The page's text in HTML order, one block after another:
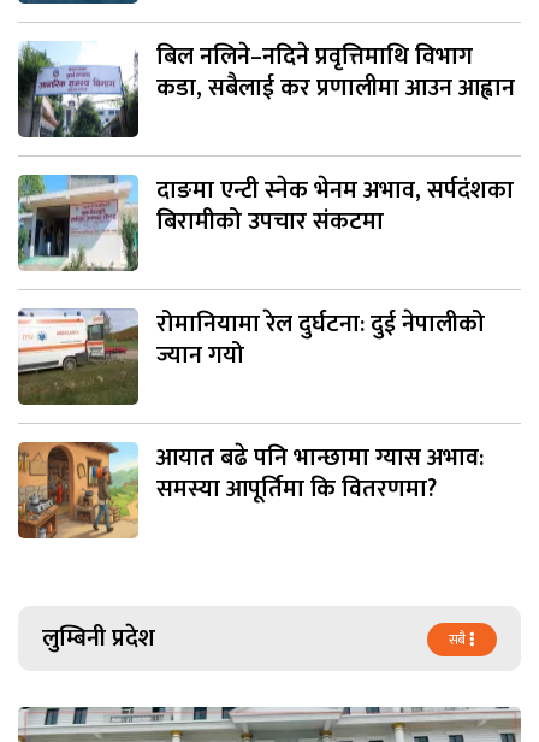
बिल नलिने–नदिने प्रवृत्तिमाथि विभाग
कडा, सबैलाई कर प्रणालीमा आउन आह्वान
दाङमा एन्टी स्नेक भेनम अभाव, सर्पदंशका
बिरामीको उपचार संकटमा
रोमानियामा रेल दुर्घटना: दुई नेपालीको
ज्यान गयो
आयात बढे पनि भान्छामा ग्यास अभाव:
समस्या आपूर्तिमा कि वितरणमा?
लुम्बिनी प्रदेश सबै